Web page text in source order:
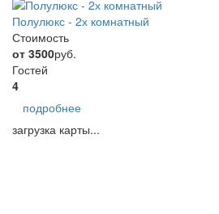
Полулюкс - 2х комнатный
Стоимость
от 3500руб.
Гостей
4
подробнее
загрузка карты...